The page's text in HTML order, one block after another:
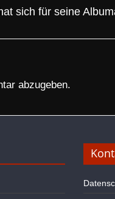
sich für seine
abzugeben.